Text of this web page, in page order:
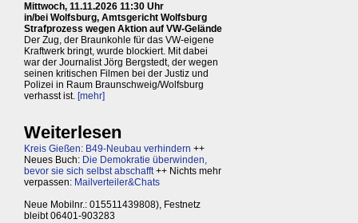
Mittwoch, 11.11.2026 11:30 Uhr
in/bei Wolfsburg, Amtsgericht Wolfsburg
Strafprozess wegen Aktion auf VW-Gelände
Der Zug, der Braunkohle für das VW-eigene
Kraftwerk bringt, wurde blockiert. Mit dabei
war der Journalist Jörg Bergstedt, der wegen
seinen kritischen Filmen bei der Justiz und
Polizei in Raum Braunschweig/Wolfsburg
verhasst ist. [mehr]
Weiterlesen
Kreis Gießen: B49-Neubau verhindern ++
Neues Buch: Die Demokratie überwinden,
bevor sie sich selbst abschafft++ Nichts mehr
verpassen: Mailverteiler&Chats
Neue Mobilnr.: 015511439808), Festnetz
bleibt 06401-903283